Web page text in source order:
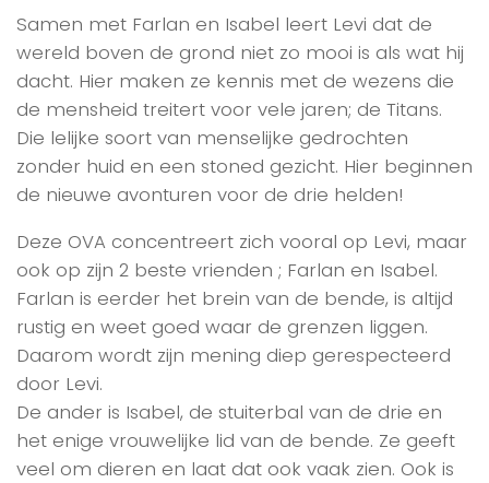
Samen met Farlan en Isabel leert Levi dat de
wereld boven de grond niet zo mooi is als wat hij
dacht. Hier maken ze kennis met de wezens die
de mensheid treitert voor vele jaren; de Titans.
Die lelijke soort van menselijke gedrochten
zonder huid en een stoned gezicht. Hier beginnen
de nieuwe avonturen voor de drie helden!
Deze OVA concentreert zich vooral op Levi, maar
ook op zijn 2 beste vrienden ; Farlan en Isabel.
Farlan is eerder het brein van de bende, is altijd
rustig en weet goed waar de grenzen liggen.
Daarom wordt zijn mening diep gerespecteerd
door Levi.
De ander is Isabel, de stuiterbal van de drie en
het enige vrouwelijke lid van de bende. Ze geeft
veel om dieren en laat dat ook vaak zien. Ook is